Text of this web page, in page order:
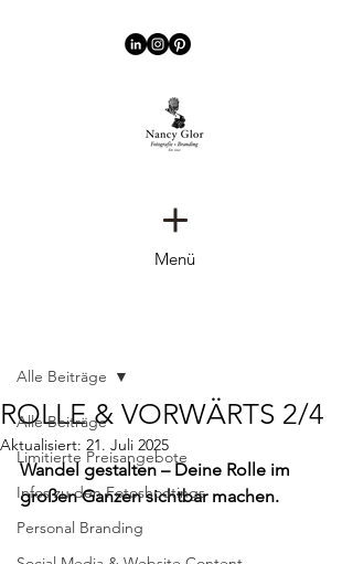
Menü
Alle Beiträge
Limitierte Preisangebote
Infos zu den Fotoshootings
Personal Branding
Alle Beiträge
ROLLE & VORWÄRTS 2/4
Aktualisiert: 21. Juli 2025
Wandel gestalten – Deine Rolle im
großen Ganzen sichtbar machen.